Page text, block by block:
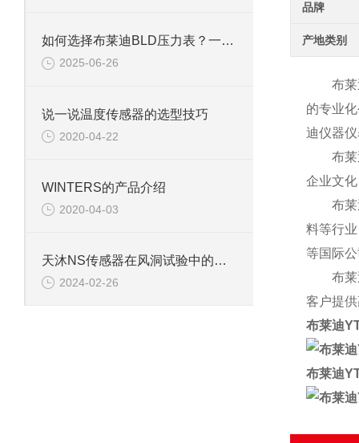
品牌
产地类别
布
的专业
迪仪器
布
企业文
布
料等行
等国际
布
客户提
布莱迪
布莱迪
如何选择布莱迪BLD压力表？一文看懂法兰安装与螺纹连接差异
2025-06-26
说一说温度传感器的选型技巧
2020-04-22
WINTERS的产品介绍
2020-04-03
天沐NS传感器在风洞试验中的关键应用与价值分析
2024-02-26